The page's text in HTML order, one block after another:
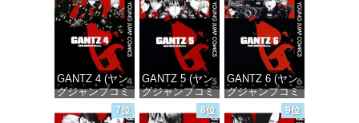
価格：¥100 価格：¥100 価格：¥100
GANTZ 4 (ヤン
グジャンプコミ
ックスDIGITAL)
GANTZ 5 (ヤン
グジャンプコミ
ックスDIGITAL)
GANTZ 6 (ヤン
グジャンプコミ
ックスDIGITAL)
7位 8位 9位